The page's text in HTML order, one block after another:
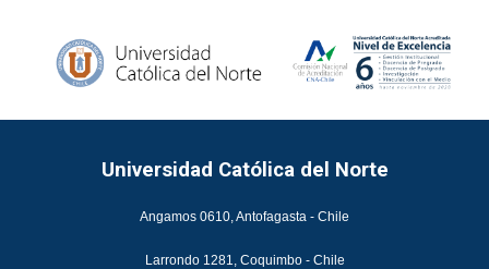
Universidad Católica del Norte
Angamos 0610, Antofagasta - Chile
Larrondo 1281, Coquimbo - Chile